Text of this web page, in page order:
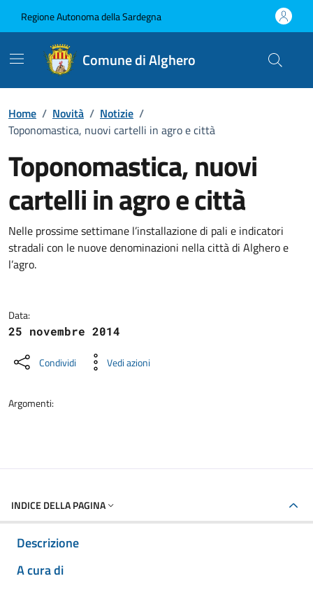
Regione Autonoma della Sardegna
Comune di Alghero
Home / Novità / Notizie /
Toponomastica, nuovi cartelli in agro e città
Toponomastica, nuovi
cartelli in agro e città
Dettagli della notizia
Nelle prossime settimane l’installazione di pali e indicatori
stradali con le nuove denominazioni nella città di Alghero e
l’agro.
Data:
25 novembre 2014
Condividi Vedi azioni
Argomenti:
INDICE DELLA PAGINA
Descrizione
A cura di